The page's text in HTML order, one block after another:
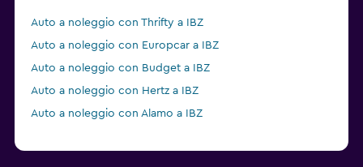
Auto a noleggio con Thrifty a IBZ
Auto a noleggio con Europcar a IBZ
Auto a noleggio con Budget a IBZ
Auto a noleggio con Hertz a IBZ
Auto a noleggio con Alamo a IBZ